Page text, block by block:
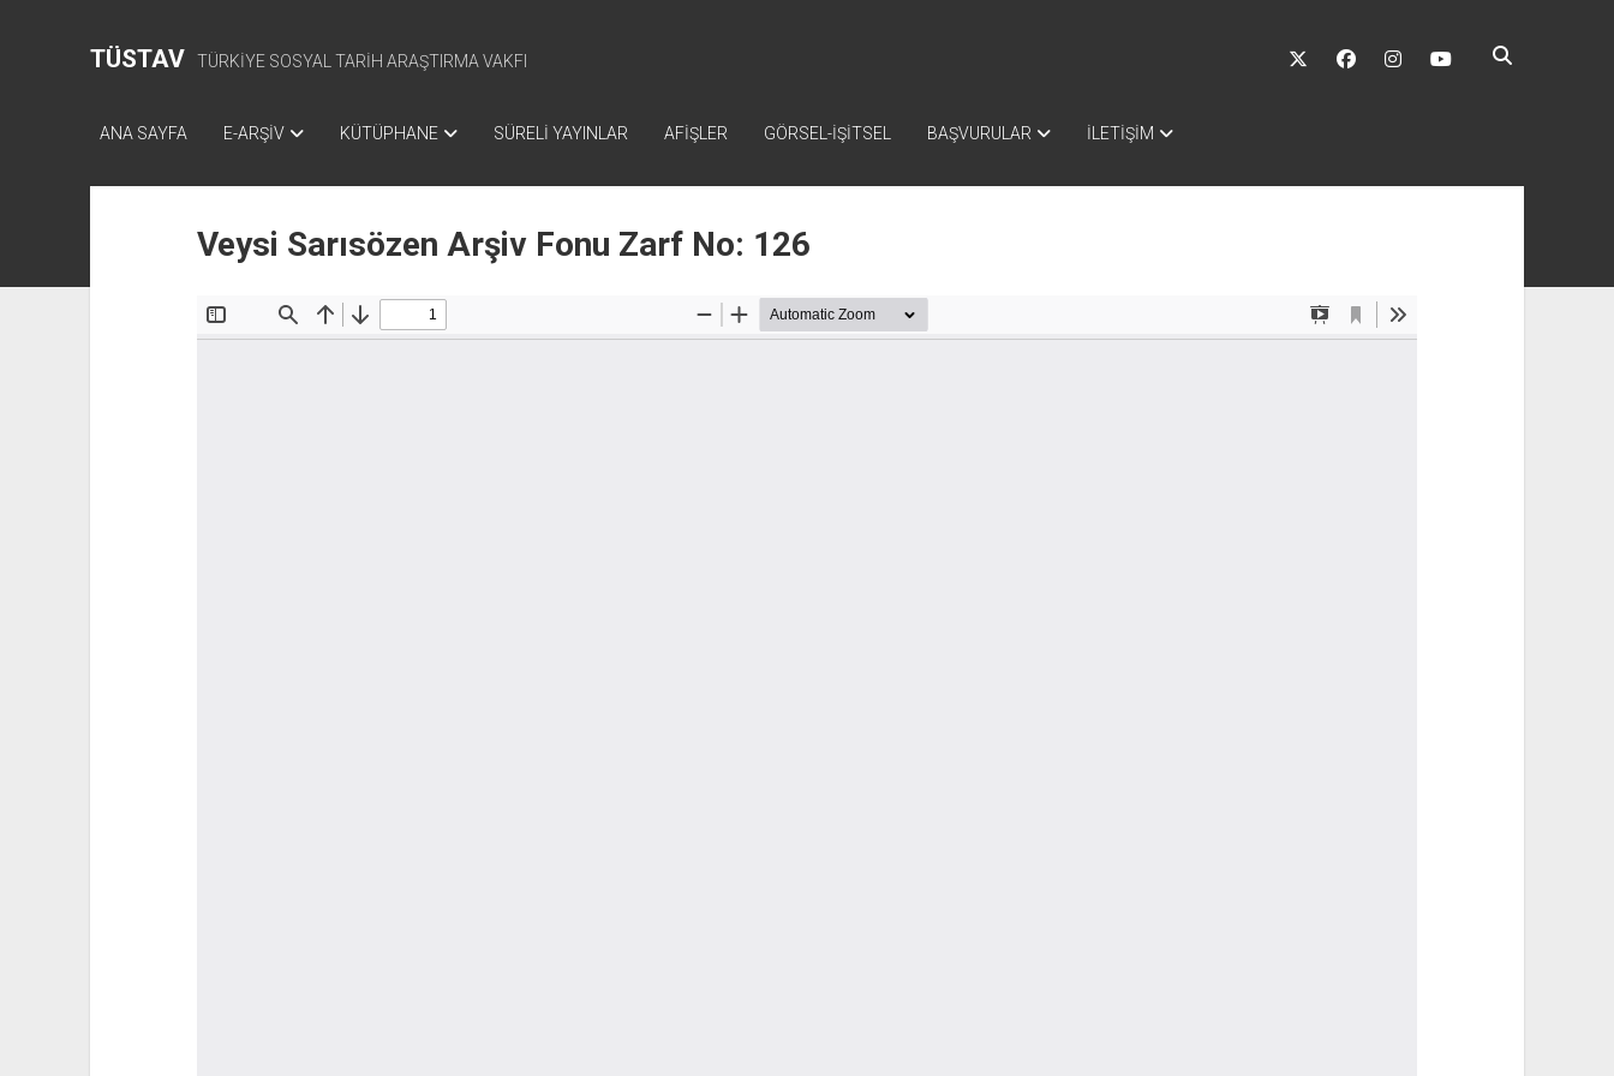
TÜSTAV TÜRKİYE SOSYAL TARİH ARAŞTIRMA VAKFI
twitter facebookinstagramyoutube
ANA SAYFA E-ARŞİV KÜTÜPHANE SÜRELİ YAYINLAR AFİŞLER GÖRSEL-İŞİTSEL BAŞVURULAR İLETİŞİM
Veysi Sarısözen Arşiv Fonu Zarf No: 126